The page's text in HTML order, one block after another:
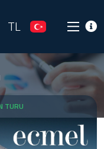
TL
TURU